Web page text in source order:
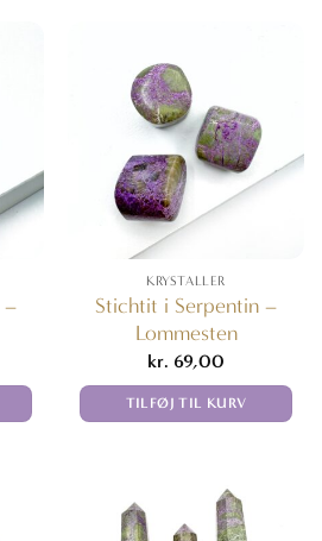
–
KRYSTALLER
Stichtit i Serpentin –
Lommesten
kr. 69,00
TILFØJ TIL KURV